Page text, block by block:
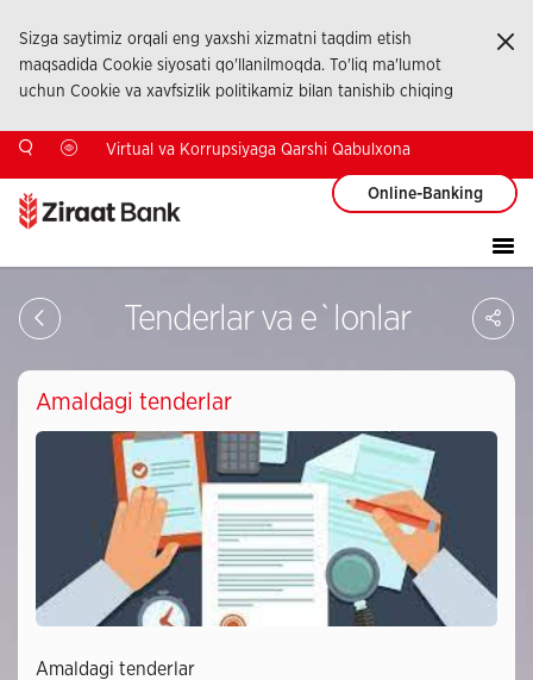
Sizga saytimiz orqali eng yaxshi xizmatni taqdim etish
maqsadida Cookie siyosati qo'llanilmoqda. To'liq ma'lumot
uchun Cookie va xavfsizlik politikamiz bilan tanishib chiqing
Virtual va Korrupsiyaga Qarshi Qabulxona
Online-Banking
Tenderlar va e`lonlar
Amaldagi tenderlar
Amaldagi tenderlar